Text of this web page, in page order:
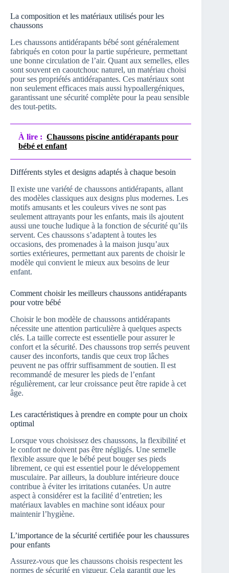
La composition et les matériaux utilisés pour les
chaussons
Les chaussons antidérapants bébé sont généralement
fabriqués en coton pour la partie supérieure, permettant
une bonne circulation de l’air. Quant aux semelles, elles
sont souvent en caoutchouc naturel, un matériau choisi
pour ses propriétés antidérapantes. Ces matériaux sont
non seulement efficaces mais aussi hypoallergéniques,
garantissant une sécurité complète pour la peau sensible
des tout-petits.
À lire : Chaussons piscine antidérapants pour
bébé et enfant
Différents styles et designs adaptés à chaque besoin
Il existe une variété de chaussons antidérapants, allant
des modèles classiques aux designs plus modernes. Les
motifs amusants et les couleurs vives ne sont pas
seulement attrayants pour les enfants, mais ils ajoutent
aussi une touche ludique à la fonction de sécurité qu’ils
servent. Ces chaussons s’adaptent à toutes les
occasions, des promenades à la maison jusqu’aux
sorties extérieures, permettant aux parents de choisir le
modèle qui convient le mieux aux besoins de leur
enfant.
Comment choisir les meilleurs chaussons antidérapants
pour votre bébé
Choisir le bon modèle de chaussons antidérapants
nécessite une attention particulière à quelques aspects
clés. La taille correcte est essentielle pour assurer le
confort et la sécurité. Des chaussons trop serrés peuvent
causer des inconforts, tandis que ceux trop lâches
peuvent ne pas offrir suffisamment de soutien. Il est
recommandé de mesurer les pieds de l’enfant
régulièrement, car leur croissance peut être rapide à cet
âge.
Les caractéristiques à prendre en compte pour un choix
optimal
Lorsque vous choisissez des chaussons, la flexibilité et
le confort ne doivent pas être négligés. Une semelle
flexible assure que le bébé peut bouger ses pieds
librement, ce qui est essentiel pour le développement
musculaire. Par ailleurs, la doublure intérieure douce
contribue à éviter les irritations cutanées. Un autre
aspect à considérer est la facilité d’entretien; les
matériaux lavables en machine sont idéaux pour
maintenir l’hygiène.
L’importance de la sécurité certifiée pour les chaussures
pour enfants
Assurez-vous que les chaussons choisis respectent les
normes de sécurité en vigueur. Cela garantit que les